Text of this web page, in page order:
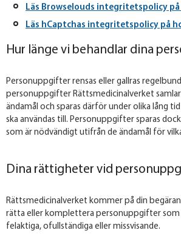
Läs Browselouds integritetspolicy
Läs hCaptchas integritetspolicy på
Hur länge vi behandlar dina
Personuppgifter rensas eller gallras
personuppgifter Rättsmedicinalverket
ändamål och sparas därför under olika lång
ska användas till. Personuppgifter sparas
som är nödvändigt utifrån de ändamål för
Dina rättigheter vid
Rättsmedicinalverket kommer på din
rätta eller komplettera personuppgifter som
felaktiga, ofullständiga eller missvisande.